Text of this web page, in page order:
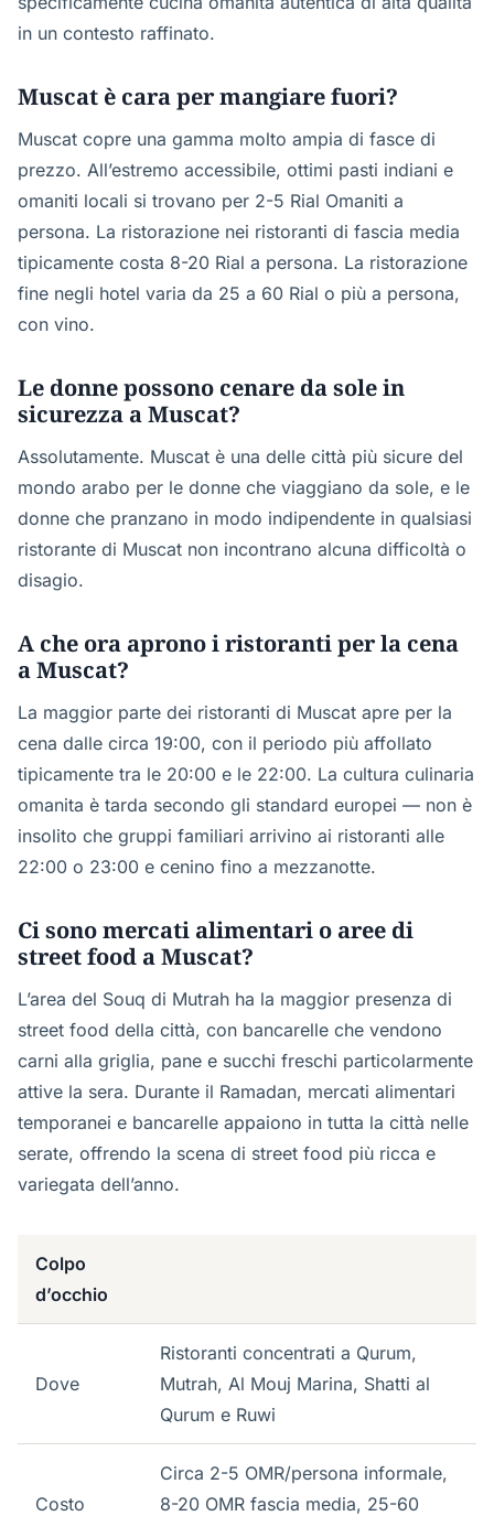
in un contesto raffinato.
Muscat è cara per mangiare fuori?
Muscat copre una gamma molto ampia di fasce di
prezzo. All’estremo accessibile, ottimi pasti indiani e
omaniti locali si trovano per 2-5 Rial Omaniti a
persona. La ristorazione nei ristoranti di fascia media
tipicamente costa 8-20 Rial a persona. La ristorazione
fine negli hotel varia da 25 a 60 Rial o più a persona,
con vino.
Le donne possono cenare da sole in
sicurezza a Muscat?
Assolutamente. Muscat è una delle città più sicure del
mondo arabo per le donne che viaggiano da sole, e le
donne che pranzano in modo indipendente in qualsiasi
ristorante di Muscat non incontrano alcuna difficoltà o
disagio.
A che ora aprono i ristoranti per la cena
a Muscat?
La maggior parte dei ristoranti di Muscat apre per la
cena dalle circa 19:00, con il periodo più affollato
tipicamente tra le 20:00 e le 22:00. La cultura culinaria
omanita è tarda secondo gli standard europei — non è
insolito che gruppi familiari arrivino ai ristoranti alle
22:00 o 23:00 e cenino fino a mezzanotte.
Ci sono mercati alimentari o aree di
street food a Muscat?
L’area del Souq di Mutrah ha la maggior presenza di
street food della città, con bancarelle che vendono
carni alla griglia, pane e succhi freschi particolarmente
attive la sera. Durante il Ramadan, mercati alimentari
temporanei e bancarelle appaiono in tutta la città nelle
serate, offrendo la scena di street food più ricca e
variegata dell’anno.
Colpo
d’occhio
Dove
Ristoranti concentrati a Qurum,
Mutrah, Al Mouj Marina, Shatti al
Qurum e Ruwi
Costo
Circa 2-5 OMR/persona informale,
8-20 OMR fascia media, 25-60